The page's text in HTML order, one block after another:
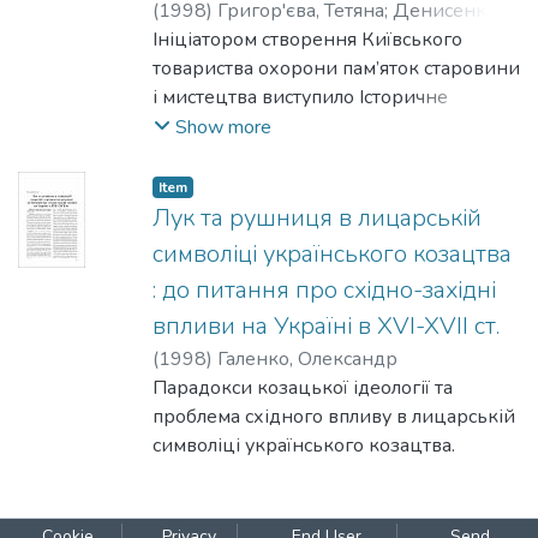
залишив велику частину майна у своєму
заповіті на потреби школи і тим зробив
прецедент для своїх наступників.
(1998) Григор'єва, Тетяна; Денисенко,
Галина
Ініціатором створення Київського
товариства охорони пам’яток старовини
і мистецтва виступило Історичне
наукове товариство Нестора-
університеті. На одному із своїх зібрань,
обговорюючи питання про стан у Києві
пам’яток давньоруського періоду, члени
товариства дійшли висновку про
необхідність вжити термінових заходів
по їхній охороні й збереженню. За
дорученням товариства його голова Ю.
А. Кулаківський звернувся за
допомогою до генерал-губернатора
Київської, Подільської і Волинської
організував і провів ряд засідань
Show more
Item
Лук та рушниця в лицарській
символіці українського козацтва
: до питання про східно-західні
впливи на Україні в XVI-XVII ст.
(1998) Галенко, Олександр
Парадокси козацької ідеології та
проблема східного впливу в лицарській
символіці українського козацтва.